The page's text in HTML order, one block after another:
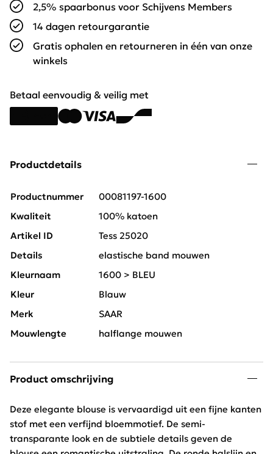
2,5% spaarbonus voor Schijvens Members
14 dagen retourgarantie
Gratis ophalen en retourneren in één van onze
winkels
Betaal eenvoudig & veilig met
Productdetails
Productnummer
00081197-1600
Kwaliteit
100% katoen
Artikel ID
Tess 25020
Details
elastische band mouwen
Kleurnaam
1600 > BLEU
Kleur
Blauw
Merk
SAAR
Mouwlengte
halflange mouwen
Product omschrijving
Deze elegante blouse is vervaardigd uit een fijne kanten
stof met een verfijnd bloemmotief. De semi-
transparante look en de subtiele details geven de